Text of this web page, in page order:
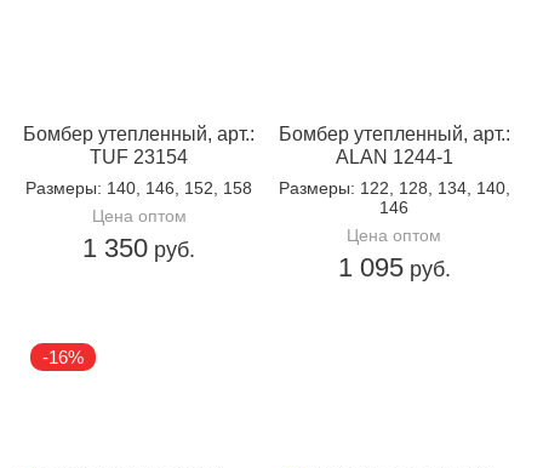
Бомбер утепленный, арт.:
TUF 23154
Размеры: 140, 146, 152, 158
Цена оптом
1 350 руб.
Бомбер утепленный, арт.:
ALAN 1244-1
Размеры: 122, 128, 134, 140,
146
Цена оптом
1 095руб.
-16%